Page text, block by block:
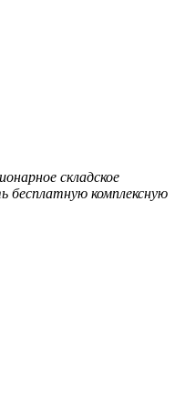
складское
бесплатную комплексную